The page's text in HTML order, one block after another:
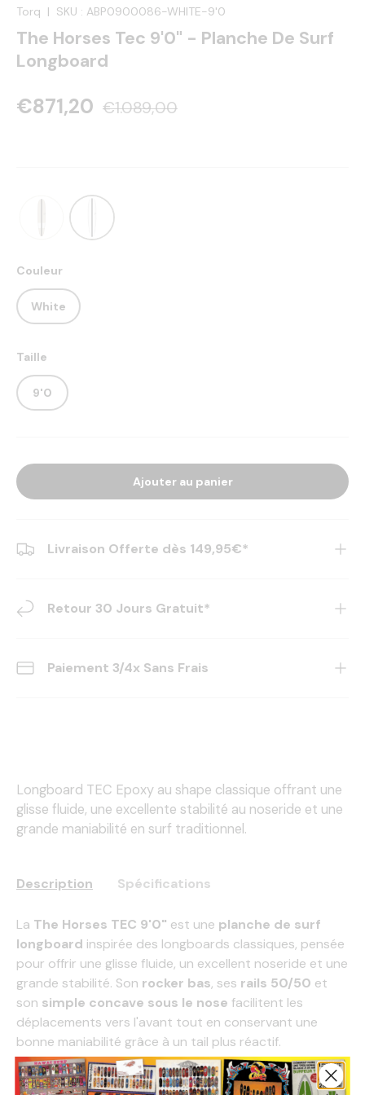
Torq | SKU : ABP0900086-WHITE-9'0
The Horses Tec 9'0" - Planche De Surf
Longboard
€871,20 €1.089,00
Couleur
White
Taille
9'0
Ajouter au panier
Livraison Offerte dès 149,95€*
Retour 30 Jours Gratuit*
Paiement 3/4x Sans Frais
Longboard TEC Epoxy au shape classique offrant une
glisse fluide, une excellente stabilité au noseride et une
grande maniabilité en surf traditionnel.
Description Spécifications
La The Horses TEC 9'0" est une planche de surf
longboard inspirée des longboards classiques, pensée
pour offrir une glisse fluide, un excellent noseride et une
grande stabilité. Son rocker bas, ses rails 50/50 et
son simple concave sous le nose facilitent les
déplacements vers l'avant tout en conservant une
bonne maniabilité grâce à un tail plus réactif.
Saconstruction TEC Epoxyassure un excellent